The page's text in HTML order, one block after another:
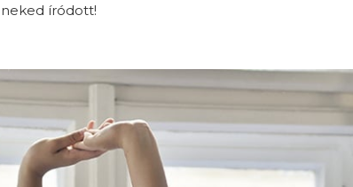
neked íródott!